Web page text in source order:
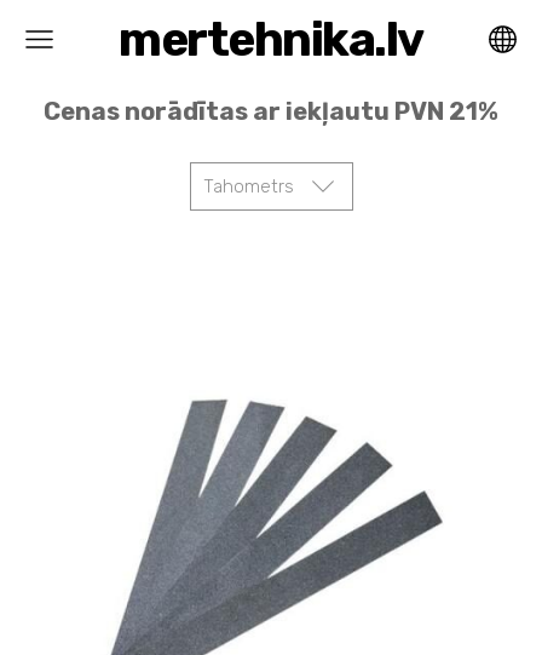
mertehnika.lv
Cenas norādītas ar iekļautu PVN 21%
Tahometrs